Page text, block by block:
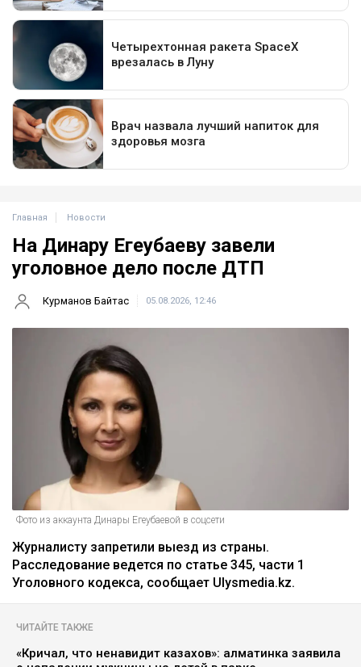
Главная Новости
На Динару Егеубаеву завели
уголовное дело после ДТП
Курманов Байтас 05.08.2026, 12:46
Фото из аккаунта Динары Егеубаевой в соцсети
Журналисту запретили выезд из страны.
Расследование ведется по статье 345, части 1
Уголовного кодекса, сообщает Ulysmedia.kz.
ЧИТАЙТЕ ТАКЖЕ
«Кричал, что ненавидит казахов»: алматинка заявила